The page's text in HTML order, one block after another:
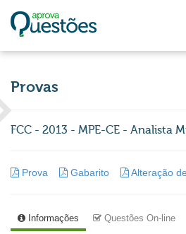
Provas
FCC - 2013 - MPE-CE - Analista
Prova Gabarito Alteração
Informações Questões On-line